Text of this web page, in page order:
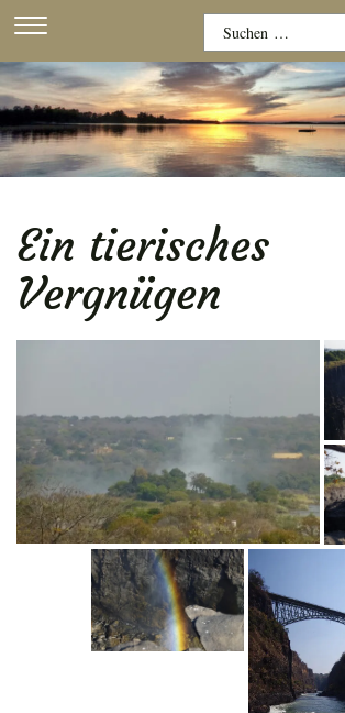
Skip
content
Suchen
nach:
Ein tierisches
Vergnügen